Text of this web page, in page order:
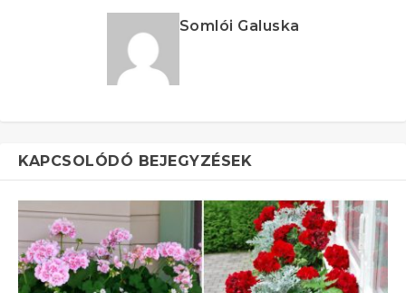
Somlói Galuska
KAPCSOLÓDÓ BEJEGYZÉSEK